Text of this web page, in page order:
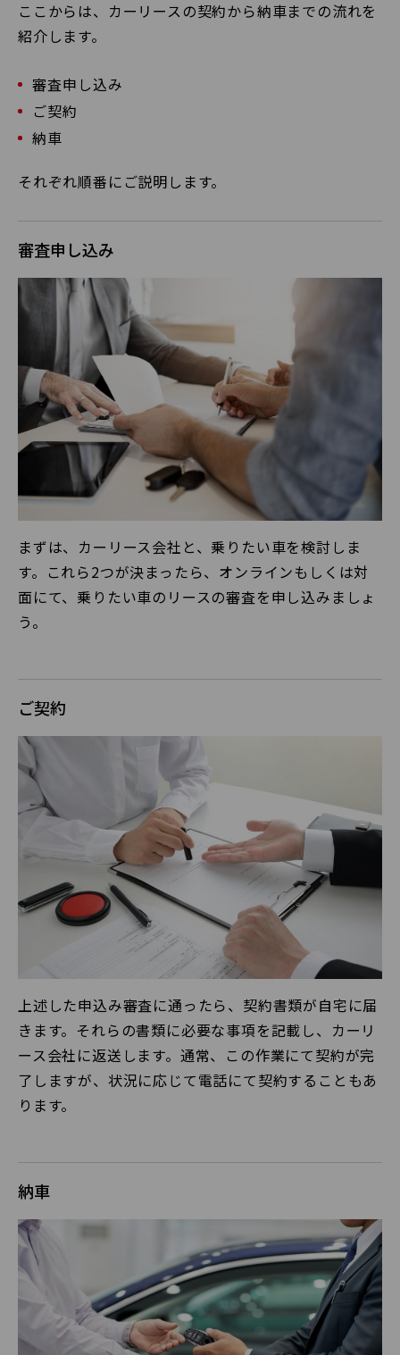
ここからは、カーリースの契約から納車までの流れを
紹介します。
審査申し込み
ご契約
納車
それぞれ順番にご説明します。
審査申し込み
まずは、カーリース会社と、乗りたい車を検討しま
す。これら2つが決まったら、オンラインもしくは対
面にて、乗りたい車のリースの審査を申し込みましょ
う。
ご契約
上述した申込み審査に通ったら、契約書類が自宅に届
きます。それらの書類に必要な事項を記載し、カーリ
ース会社に返送します。通常、この作業にて契約が完
了しますが、状況に応じて電話にて契約することもあ
ります。
納車